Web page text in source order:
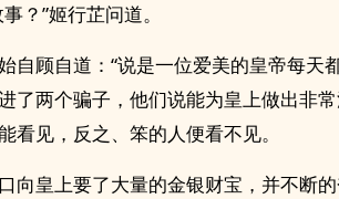
？”姬行芷问道。
自顾自道：“说是一位爱美的皇帝每天
了两个骗子，他们说能为皇上做出非
看见，反之、笨的人便看不见。
向皇上要了大量的金银财宝，并不断